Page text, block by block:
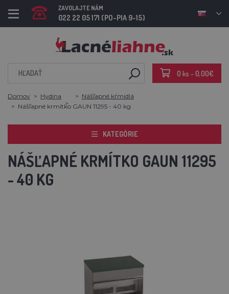
ZAVOLAJTE NÁM
022 22 05 171 (PO-PIA 9-15)
0 ks - 0,00€
Domov Hydina
Nášľapné kŕmidlá
Nášľapné krmítko GAUN 11295 - 40 kg
KATEGÓRIE
NÁŠĽAPNÉ KRMÍTKO GAUN 11295
- 40 KG